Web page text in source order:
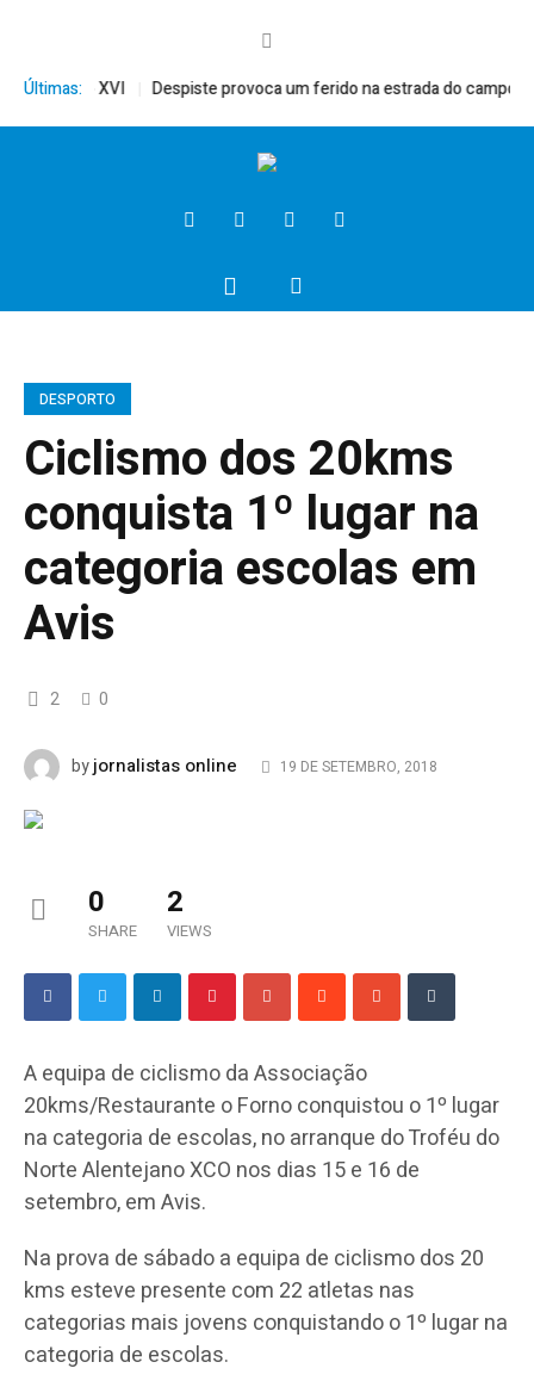
Últimas:
Bento XVI Despiste provoca um ferido na estrada do campo
DESPORTO
Ciclismo dos 20kms
conquista 1º lugar na
categoria escolas em
Avis
2 0
byjornalistas online 19 DE SETEMBRO, 2018
0
SHARE
2
VIEWS
A equipa de ciclismo da Associação
20kms/Restaurante o Forno conquistou o 1º lugar
na categoria de escolas, no arranque do Troféu do
Norte Alentejano XCO nos dias 15 e 16 de
setembro, em Avis.
Na prova de sábado a equipa de ciclismo dos 20
kms esteve presente com 22 atletas nas
categorias mais jovens conquistando o 1º lugar na
categoria de escolas.